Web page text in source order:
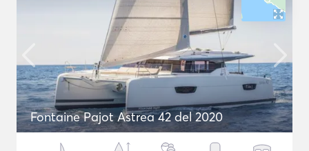
Fontaine Pajot Astrea 42 del 2020